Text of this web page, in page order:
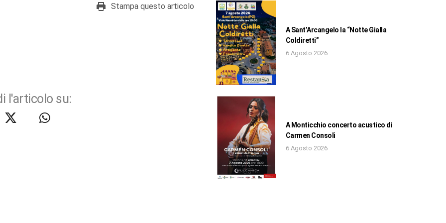
Stampa questo articolo
l'articolo su:
A Sant’Arcangelo la “Notte Gialla
Coldiretti”
6 Agosto 2026
A Monticchio concerto acustico di
Carmen Consoli
6 Agosto 2026